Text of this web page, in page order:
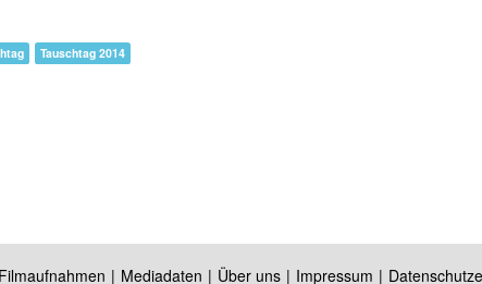
Tauschtag 2014
Mediadaten Über uns Impressum